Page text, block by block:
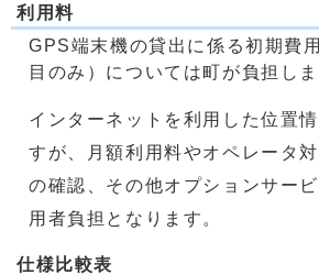
利用料
GPS端末機の貸出に係る初期費
目のみ）については町が負担しま
インターネットを利用した位置
すが、月額利用料やオペレータ
の確認、その他オプションサー
用者負担となります。
仕様比較表